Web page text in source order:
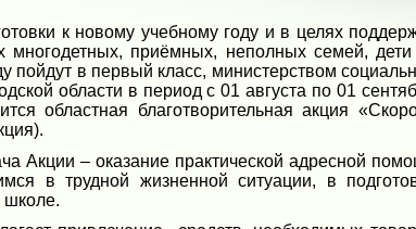
к новому учебному году и в целях
многодетных, приёмных, неполных семей, дети
пойдут в первый класс, министерством
области в период с 01 августа по 01
областная благотворительная акция
Акции – оказание практической адресной
в трудной жизненной ситуации, в
школе.